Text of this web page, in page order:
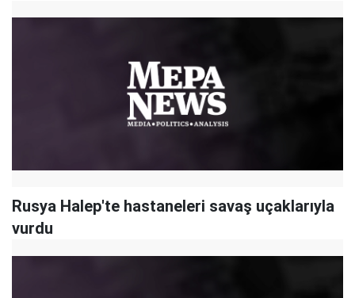
Rusya Halep'te hastaneleri savaş uçaklarıyla
vurdu